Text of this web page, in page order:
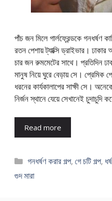
পাঁচ জন মিলে গার্লফ্রেন্ডকে
রতন পেশায় ট্যাক্সি ড্রাইভার।
চার জন রুমমেটের সাথে। প্রতিদিন
মানুষ নিয়ে ঘুরে বেড়ায় সে। প্রেমিক
ধরনের কার্যকালাপের সাক্ষী সে।
নির্জন স্থানে যেয়ে সেখানেই
Read more
Categories
গনধর্ষণ করার গল্প,গে চটি গল্প,
গুদ মারা